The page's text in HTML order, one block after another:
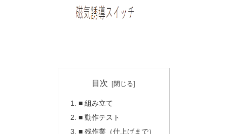
目次
■ 組み立て
■ 動作テスト
■ 残作業（仕上げまで）